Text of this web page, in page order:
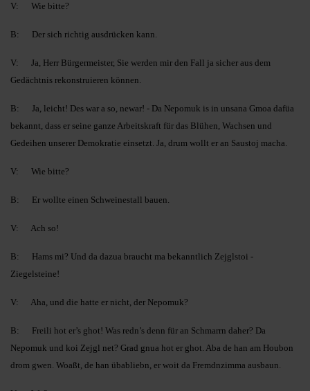
V: Wie bitte?
B: Der sich richtig ausdrücken kann.
V: Ja, Herr Bürgermeister, Sie werden mir den Fall ja sicher aus dem
Gedächtnis rekonstruieren können.
B: Ja, leicht! Des war a so, newar! - Da Nepomuk is in unsana Gmoa dafüa
bekannt, dass er seine ganze Arbeitskraft für das Blühen, Wachsen und
Gedeihen unserer Demokratie einsetzt. Ja, drum wollt er an Saustoj macha.
V: Wie bitte?
B: Er wollte einen Schweinestall bauen.
V: Ach so!
B: Hams mi? Und da dazua braucht ma bekanntlich Zejglstoi -
Ziegelsteine!
V: Aha, und die hatte er nicht, der Nepomuk?
B: Freili hot er’s ghot! Was redn’s denn für an Schmarrn daher? Da
Nepomuk und koi Zejgl net? Grad gnua hot er ghot. Aba de han am Houbon
drom gwen. Woaßt, de han übabliebn, er woit da Fremdnzimma ausbaun.